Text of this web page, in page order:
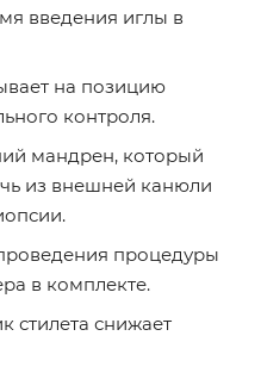
введения иглы в
на позицию
контроля.
мандрен, который
из внешней канюли
процедуры
в комплекте.
стилета снижает